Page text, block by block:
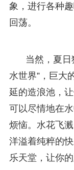
象，进行各种
回荡。
当然，夏日
水世界”，巨大
延的造浪池，
可以尽情地在
烦恼。水花飞
洋溢着纯粹的
乐天堂，让你